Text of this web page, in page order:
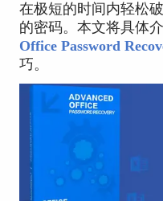
在极短的时间内轻松
的密码。本文将具体
Office Password
巧。